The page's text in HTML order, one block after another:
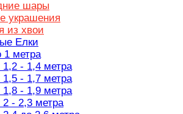
шары
украшения
из хвои
Елки
1 метра
1,2 - 1,4 метра
1,5 - 1,7 метра
1,8 - 1,9 метра
2 - 2,3 метра